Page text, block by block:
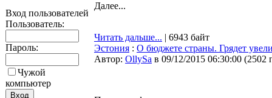
Вход пользователей
Пользователь:
Пароль:
Чужой
компьютер
Далее...
Читать дальше... | 6943 байт
Эстония : О бюджете страны. Грядет
Автор: OllySa в 09/12/2015 06:30:00 (2502